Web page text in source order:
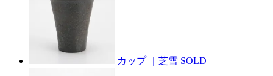
カップ ｜芝雪 SOLD